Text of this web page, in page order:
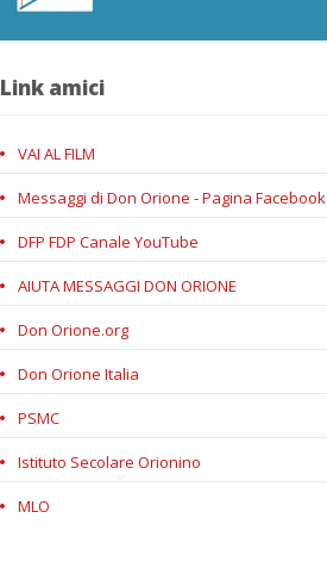
Link amici
VAI AL FILM
Messaggi di Don Orione - Pagina Facebook
DFP FDP Canale YouTube
AIUTA MESSAGGI DON ORIONE
Don Orione.org
Don Orione Italia
PSMC
Istituto Secolare Orionino
MLO